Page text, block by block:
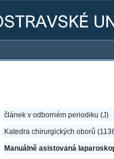
článek v odborném periodiku (J)
Katedra chirurgických oborů
Manuálně asistovaná